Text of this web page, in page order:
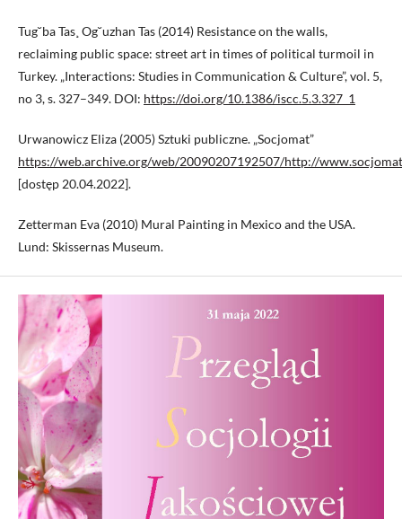
Tug˘ba Tas¸ Og˘uzhan Tas (2014) Resistance on the walls,
reclaiming public space: street art in times of political turmoil in
Turkey. „Interactions: Studies in Communication & Culture”, vol. 5,
no 3, s. 327–349. DOI: https://doi.org/10.1386/iscc.5.3.327_1
Urwanowicz Eliza (2005) Sztuki publiczne. „Socjomat”
https://web.archive.org/web/20090207192507/http://
[dostęp 20.04.2022].
Zetterman Eva (2010) Mural Painting in Mexico and the USA.
Lund: Skissernas Museum.